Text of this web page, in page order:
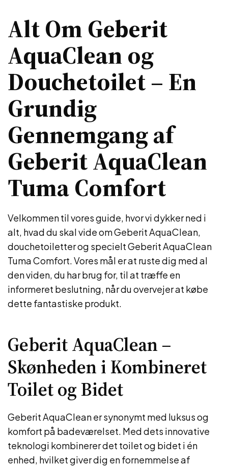
Alt Om Geberit
AquaClean og
Douchetoilet – En
Grundig
Gennemgang af
Geberit AquaClean
Tuma Comfort
Velkommen til vores guide, hvor vi dykker ned i
alt, hvad du skal vide om Geberit AquaClean,
douchetoiletter og specielt Geberit AquaClean
Tuma Comfort. Vores mål er at ruste dig med al
den viden, du har brug for, til at træffe en
informeret beslutning, når du overvejer at købe
dette fantastiske produkt.
Geberit AquaClean –
Skønheden i Kombineret
Toilet og Bidet
Geberit AquaClean er synonymt med luksus og
komfort på badeværelset. Med dets innovative
teknologi kombinerer det toilet og bidet i én
enhed, hvilket giver dig en fornemmelse af